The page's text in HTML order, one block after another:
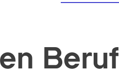
Beruf